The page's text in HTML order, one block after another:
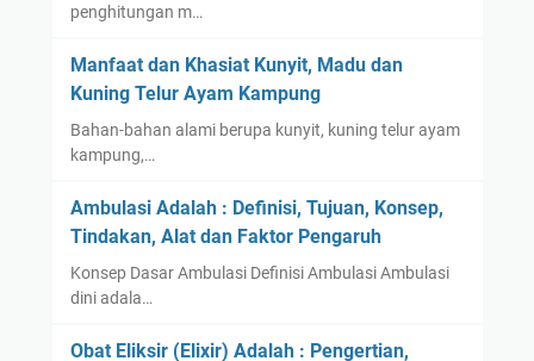
penghitungan m…
Manfaat dan Khasiat Kunyit, Madu dan
Kuning Telur Ayam Kampung
Bahan-bahan alami berupa kunyit, kuning telur ayam
kampung,…
Ambulasi Adalah : Definisi, Tujuan, Konsep,
Tindakan, Alat dan Faktor Pengaruh
Konsep Dasar Ambulasi Definisi Ambulasi Ambulasi
dini adala…
Obat Eliksir (Elixir) Adalah : Pengertian,